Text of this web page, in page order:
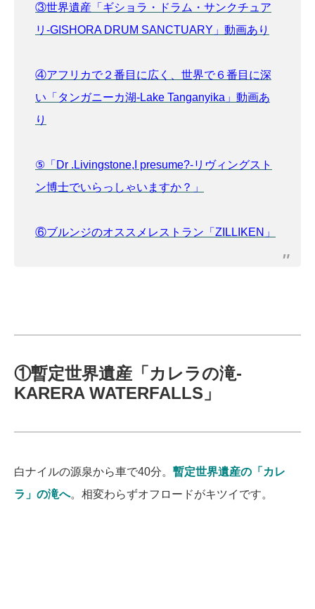
③世界遺産「ギショラ・ドラム・サンクチュア
リ-GISHORA DRUM SANCTUARY」動画あり
④アフリカで２番目に広く、世界で６番目に深
い「タンガニーカ湖-Lake Tanganyika」動画あ
り
⑤「Dr .Livingstone,I presume?-リヴィングスト
ン博士でいらっしゃいますか？」
⑥ブルンジのオススメレストラン「ZILLIKEN」
①暫定世界遺産「カレラの滝-
KARERA WATERFALLS」
白ナイルの源泉から車で40分。 暫定世界遺産の「カレ
ラ」の滝へ。 相変わらずオフロードがキツイです。